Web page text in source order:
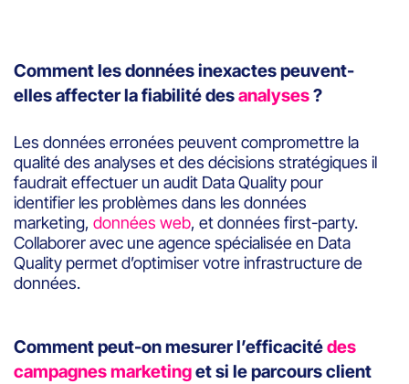
Comment les données inexactes peuvent-
elles affecter la fiabilité desanalyses?
Les données erronées peuvent compromettre la
qualité des analyses et des décisions stratégiques il
faudrait effectuer un audit Data Quality pour
identifier les problèmes dans les données
marketing, données web, et données first-party.
Collaborer avec une agence spécialisée en Data
Quality permet d’optimiser votre infrastructure de
données.
Comment peut-on mesurer l’efficacitédes
campagnes marketinget si le parcours client